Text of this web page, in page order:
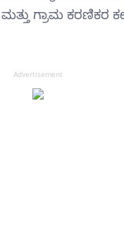
ಗ್ರಾಮ ಕರಣಿಕರ
Advertisement